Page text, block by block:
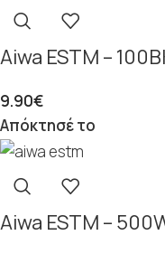
Aiwa ESTM –
9.90€
Απόκτησέ το
Aiwa ESTM –